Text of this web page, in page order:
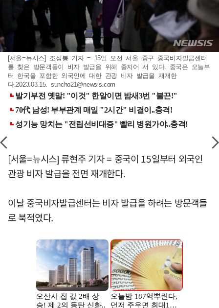
[서울=뉴시스] 조성봉 기자 = 15일 오전 서울 중구 중국비자발급센터
를 찾은 방문객들이 비자 발급을 위해 줄지어 서 있다. 중국은 오늘부
터 한국을 포함한 외국인에 대한 관광 비자 발급을 재개한
다.2023.03.15. suncho21@newsis.com
[서울=뉴시스] 류현주 기자 = 중국이 15일부터 외국인
관광 비자 발급을 전면 재개한다.
이날 중국비자발급센터는 비자 발급을 하려는 방문객들
로 북적였다.